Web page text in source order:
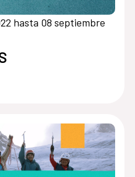
hasta 08 septiembre